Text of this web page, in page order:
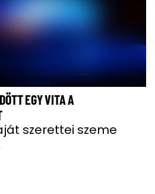
EGY VITA A
szerettei szeme